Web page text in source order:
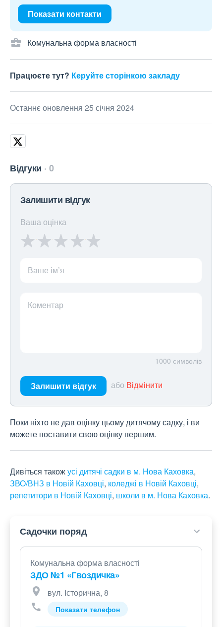
Показати контакти
Комунальна форма власності
Працюєте тут? Керуйте сторінкою закладу
Останнє оновлення 25 січня 2024
Відгуки 0
Залишити відгук
Ваша оцінка
Ваше ім’я
Коментар
1000 символів
Залишити відгук або Відмінити
Поки ніхто не дав оцінку цьому дитячому садку, і ви
можете поставити свою оцінку першим.
Дивіться такожусі дитячі садки в м. Нова Каховка,
ЗВО/ВНЗ в Новій Каховці, коледжі в Новій Каховці,
репетитори в Новій Каховці, школи в м. Нова Каховка.
Садочки поряд
Комунальна форма власності
ЗДО №1 «Гвоздичка»
вул. Історична, 8
Показати телефон